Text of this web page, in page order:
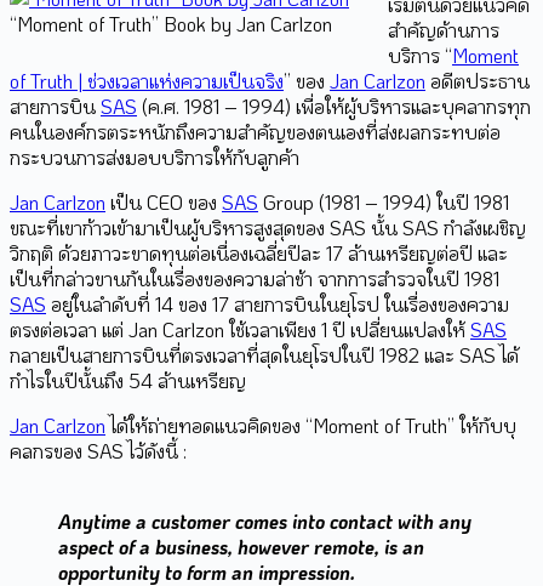
“Moment of Truth” Book by Jan Carlzon
สำคัญด้านการ
บริการ “Moment
of Truth | ช่วงเวลาแห่งความเป็นจริง” ของ Jan Carlzon อดีตประธาน
สายการบินSAS (ค.ศ. 1981 – 1994) เพื่อให้ผู้บริหารและบุคลากรทุก
คนในองค์กรตระหนักถึงความสำคัญของตนเองที่ส่งผลกระทบต่อ
กระบวนการส่งมอบบริการให้กับลูกค้า
Jan Carlzon เป็น CEO ของ SAS Group (1981 – 1994) ในปี 1981
ขณะที่เขาก้าวเข้ามาเป็นผู้บริหารสูงสุดของ SAS นั้น SAS กำลังเผชิญ
วิกฤติ ด้วยภาวะขาดทุนต่อเนื่องเฉลี่ยปีละ 17 ล้านเหรียญต่อปี และ
เป็นที่กล่าวขานกันในเรื่องของความล่าช้า จากการสำรวจในปี 1981
SAS อยู่ในลำดับที่ 14 ของ 17 สายการบินในยุโรป ในเรื่องของความ
ตรงต่อเวลา แต่ Jan Carlzon ใช้เวลาเพียง 1 ปี เปลี่ยนแปลงให้SAS
กลายเป็นสายการบินที่ตรงเวลาที่สุดในยุโรปในปี 1982 และ SAS ได้
กำไรในปีนั้นถึง 54 ล้านเหรียญ
Jan Carlzonได้ให้ถ่ายทอดแนวคิดของ “Moment of Truth” ให้กับบุ
คลกรของ SAS ไว้ดังนี้ :
Anytime a customer comes into contact with any
aspect of a business, however remote, is an
opportunity to form an impression.